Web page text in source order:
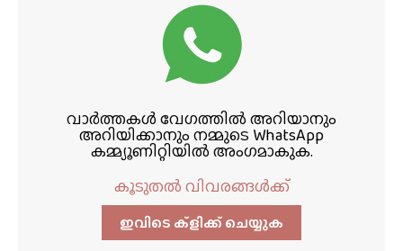
വാർത്തകൾ വേഗത്തിൽ അറിയാനും
അറിയിക്കാനും നമ്മുടെ WhatsApp
കമ്മ്യൂണിറ്റിയിൽ അംഗമാകുക.
കൂടുതൽ വിവരങ്ങൾക്ക്
ഇവിടെ ക്ളിക്ക്‌ ചെയ്യുക